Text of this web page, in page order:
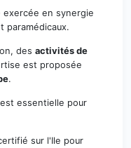
exercée en synergie
paramédicaux.
des activités de
est proposée
.
essentielle pour
sur l'Ile pour